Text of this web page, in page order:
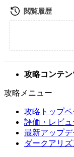
攻略コンテン
攻略メニュー
攻略トップペ
評価・レビュ
最新アップデ
ダークアリ